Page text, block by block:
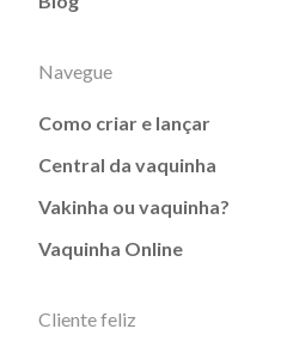
Navegue
Como criar e lançar
Central da vaquinha
Vakinha ou vaquinha?
Vaquinha Online
Cliente feliz